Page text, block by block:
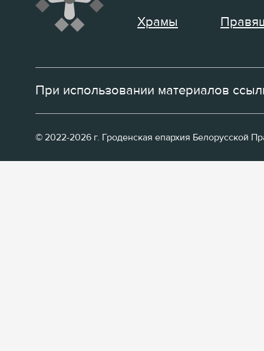
Храмы
При использовании материалов
© 2022-2026 г. Гроденская епархия Белорусской